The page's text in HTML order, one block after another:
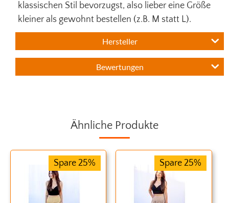
klassischen Stil bevorzugst, also lieber eine Größe
kleiner als gewohnt bestellen (z.B. M statt L).
Hersteller
Bewertungen
Ähnliche Produkte
Spare 25% Spare 25%